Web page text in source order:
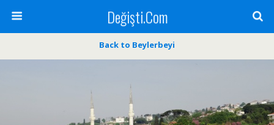
Değişti.Com
Back to Beylerbeyi